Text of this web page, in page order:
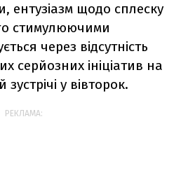
ентузіазм щодо сплеску
стимулюючими
через відсутність
серйозних ініціатив на
у вівторок.
РЕКЛАМА: